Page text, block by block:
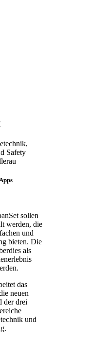
Safety
sollen
werden, die
und
bieten. Die
als
das
neuen
der drei
und